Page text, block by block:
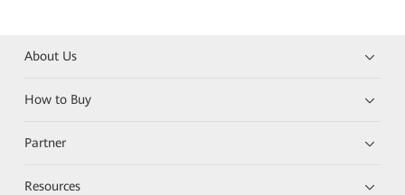
About Us
How to Buy
Partner
Resources